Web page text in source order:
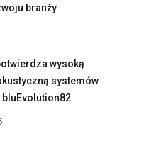
branży
wysoką
systemów